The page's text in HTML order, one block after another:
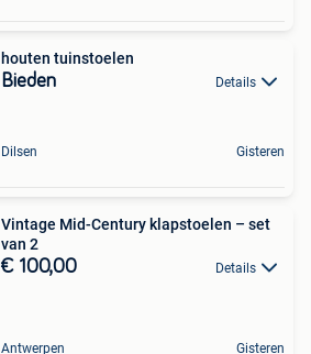
houten tuinstoelen
Bieden Details
Dilsen Gisteren
Vintage Mid-Century klapstoelen – set
van 2
€ 100,00 Details
Antwerpen Gisteren